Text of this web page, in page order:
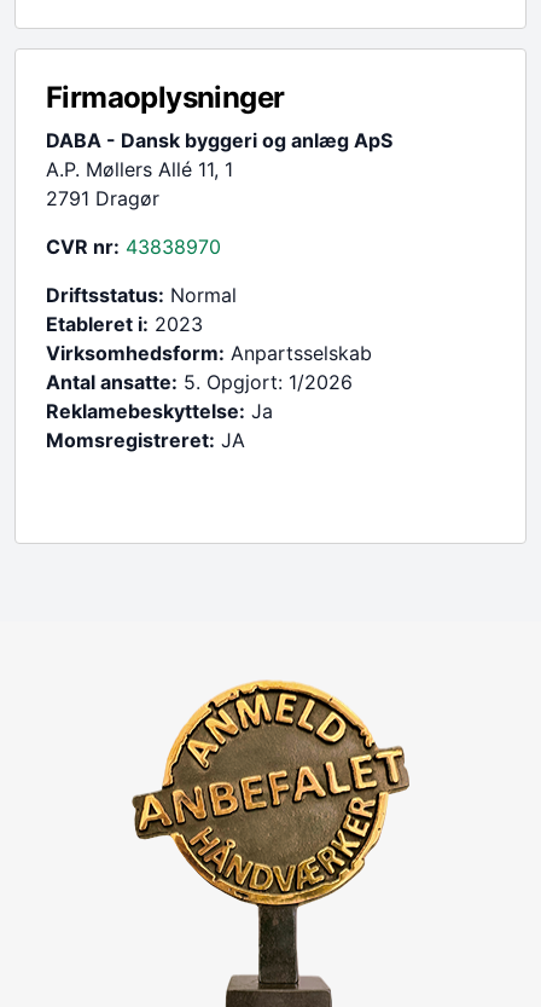
Firmaoplysninger
DABA - Dansk byggeri og anlæg ApS
A.P. Møllers Allé 11, 1
2791 Dragør
CVR nr: 43838970
Driftsstatus: Normal
Etableret i: 2023
Virksomhedsform: Anpartsselskab
Antal ansatte: 5. Opgjort: 1/2026
Reklamebeskyttelse: Ja
Momsregistreret: JA